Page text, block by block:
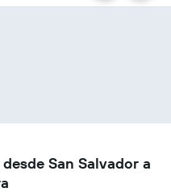
San Salvador a